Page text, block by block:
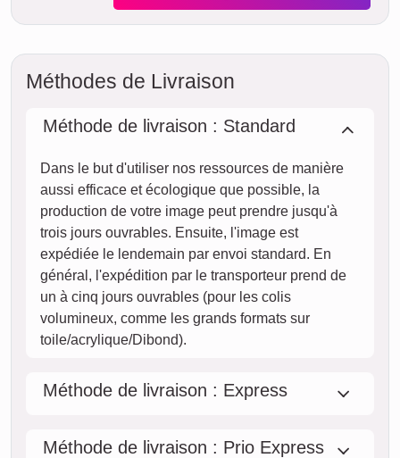
Méthodes de Livraison
Méthode de livraison : Standard
Dans le but d'utiliser nos ressources de manière
aussi efficace et écologique que possible, la
production de votre image peut prendre jusqu'à
trois jours ouvrables. Ensuite, l'image est
expédiée le lendemain par envoi standard. En
général, l'expédition par le transporteur prend de
un à cinq jours ouvrables (pour les colis
volumineux, comme les grands formats sur
toile/acrylique/Dibond).
Méthode de livraison : Express
Méthode de livraison : Prio Express